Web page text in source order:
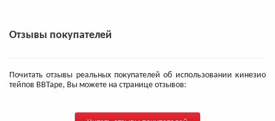
Отзывы покупателей
Почитать отзывы реальных покупателей об использовании кинезио
тейпов BBTape, Вы можете на странице отзывов: